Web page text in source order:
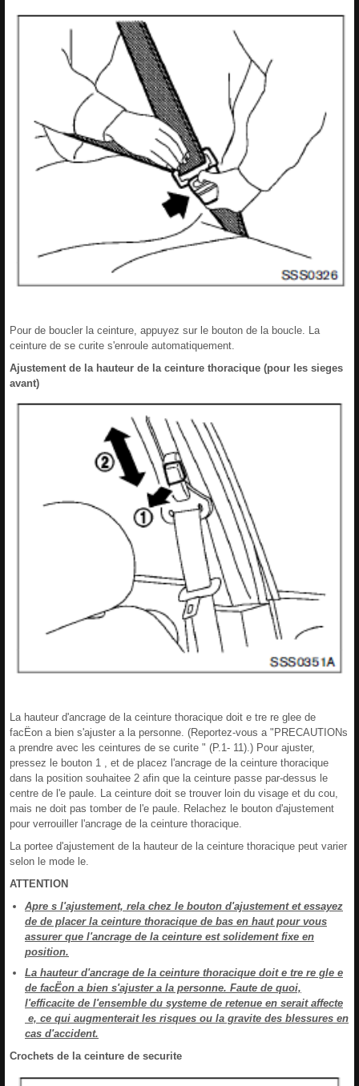
Pour de boucler la ceinture, appuyez sur le bouton de la boucle. La
ceinture de se curite s'enroule automatiquement.
Ajustement de la hauteur de la ceinture thoracique (pour les sieges
avant)
La hauteur d'ancrage de la ceinture thoracique doit e tre re glee de
facËon a bien s'ajuster a la personne. (Reportez-vous a "PRECAUTIONs
a prendre avec les ceintures de se curite " (P.1- 11).) Pour ajuster,
pressez le bouton 1 , et de placez l'ancrage de la ceinture thoracique
dans la position souhaitee 2 afin que la ceinture passe par-dessus le
centre de l'e paule. La ceinture doit se trouver loin du visage et du cou,
mais ne doit pas tomber de l'e paule. Relachez le bouton d'ajustement
pour verrouiller l'ancrage de la ceinture thoracique.
La portee d'ajustement de la hauteur de la ceinture thoracique peut varier
selon le mode le.
ATTENTION
Apre s l'ajustement, rela chez le bouton d'ajustement et essayez
de de placer la ceinture thoracique de bas en haut pour vous
assurer que l'ancrage de la ceinture est solidement fixe en
position.
La hauteur d'ancrage de la ceinture thoracique doit e tre re gle e
de facËon a bien s'ajuster a la personne. Faute de quoi,
l'efficacite de l'ensemble du systeme de retenue en serait affecte
e, ce qui augmenterait les risques ou la gravite des blessures en
cas d'accident.
Crochets de la ceinture de securite